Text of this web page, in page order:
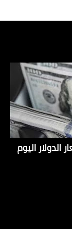
الدولار اليوم